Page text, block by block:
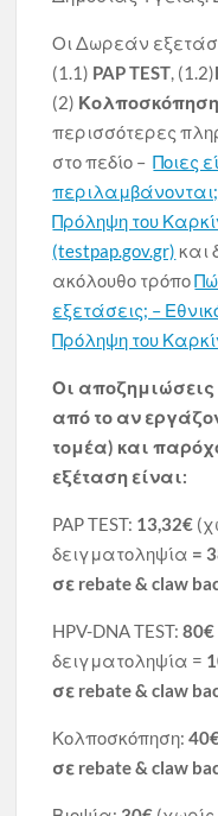
Οι Δωρεάν
(1.1) PAP TEST, (1.2)
(2)
περισσότερες
στο πεδίο –Ποιες
Πρόληψη του
(testpap.gov.gr) και
ακόλουθο τρόπο
εξετάσεις; –
Πρόληψη του
Οι αποζημιώσεις
από το αν
τομέα) και
εξέταση είναι:
PAP TEST: 13,32€
δειγματοληψία =
σε rebate&claw
HPV-DNA TEST:80€
δειγματοληψία =
σε rebate&claw
Κολποσκόπηση:
σε rebate&claw